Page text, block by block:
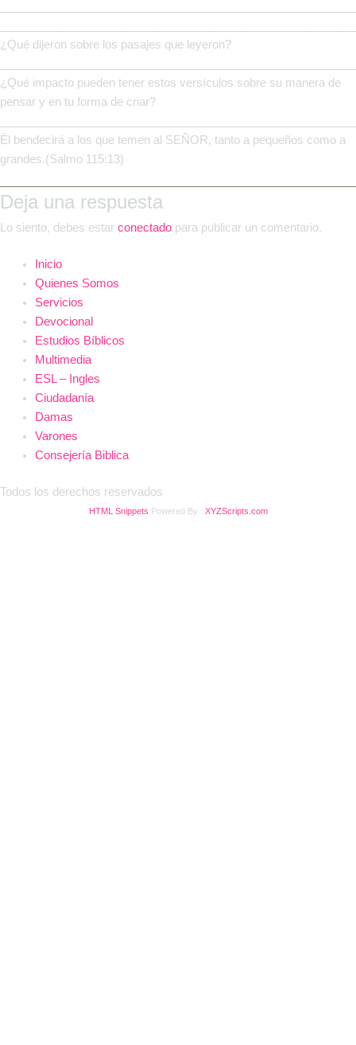
¿Qué dijeron sobre los pasajes que leyeron?
¿Qué impacto pueden tener estos versículos sobre su manera de
pensar y en tu forma de criar?
Él bendecirá a los que temen al SEÑOR, tanto a pequeños como a
grandes.(Salmo 115:13)
Deja una respuesta
Lo siento, debes estar conectado para publicar un comentario.
Inicio
Quienes Somos
Servicios
Devocional
Estudios Bíblicos
Multimedia
ESL – Ingles
Ciudadanía
Damas
Varones
Consejería Biblica
Todos los derechos reservados
HTML Snippets Powered By : XYZScripts.com